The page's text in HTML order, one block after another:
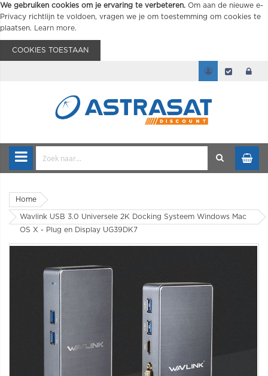
We gebruiken cookies om je ervaring te verbeteren. Om aan de nieuwe e-
Privacy richtlijn te voldoen, vragen we je om toestemming om cookies te
plaatsen.
Learn more.
COOKIES TOESTAAN
Home
Wavlink USB 3.0 Universele 2K Docking Systeem Windows Mac
OS X - Plug en Display UG39DK7